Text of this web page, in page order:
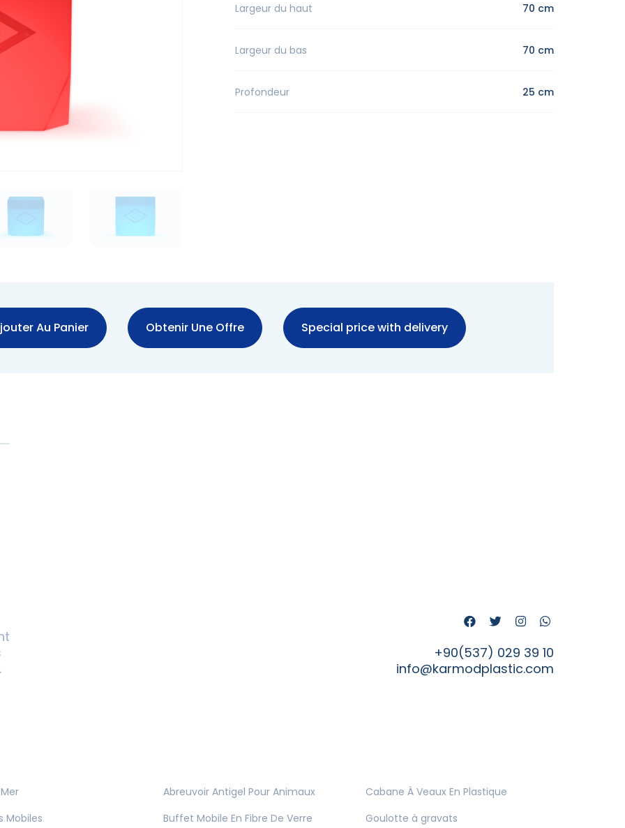
Largeur du haut 70 cm
Largeur du bas 70 cm
Profondeur 25 cm
Au Panier Obtenir Une Offre Special price with delivery
+90(537) 029 39 10
info@karmodplastic.com
Abreuvoir Antigel Pour Animaux
Cabane À Veaux En Plastique
Mobiles
Buffet Mobile En Fibre De Verre Goulotte à gravats